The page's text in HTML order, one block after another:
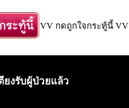
VV กดถูกใจกระทู้นี้ VV
ยงรับผู้ป่วยแล้ว